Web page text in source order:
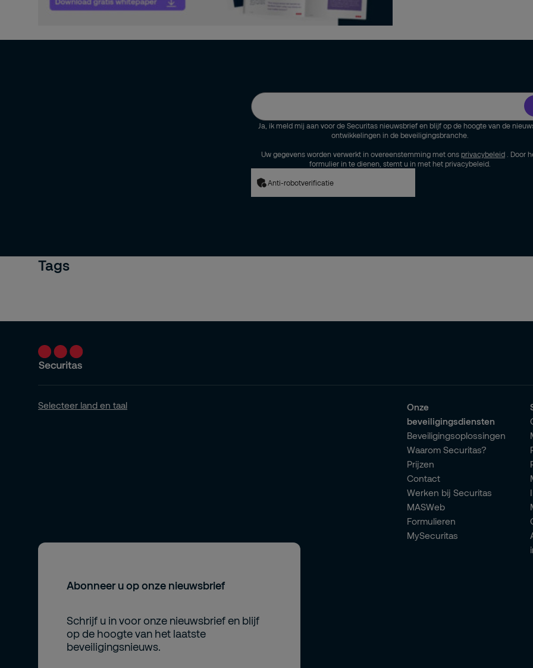
Ja, ik meld mij aan voor de Securitas nieuwsbrief en blijf op de hoogte van de
ontwikkelingen in de beveiligingsbranche.
Uw gegevens worden verwerkt in overeenstemming met ons privacybeleid
. Door
formulier in te dienen, stemt u in met het privacybeleid.
Anti-robotverificatie
Tags
Selecteer land en taal
Abonneer u op onze nieuwsbrief
Schrijf u in voor onze nieuwsbrief en blijf
op de hoogte van het laatste
beveiligingsnieuws.
Onze
beveiligingsdiensten
Beveiligingsoplossingen
Waarom Securitas?
Prijzen
Contact
Werken bij Securitas
MASWeb
Formulieren
MySecuritas